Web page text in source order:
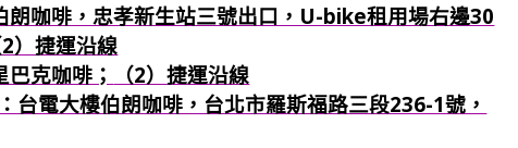
咖啡，忠孝新生站三號出口，U-bike租用場右邊30
）捷運沿線
克咖啡；
（2）捷運沿線
台電大樓伯朗咖啡，台北市羅斯福路三段236-1號，